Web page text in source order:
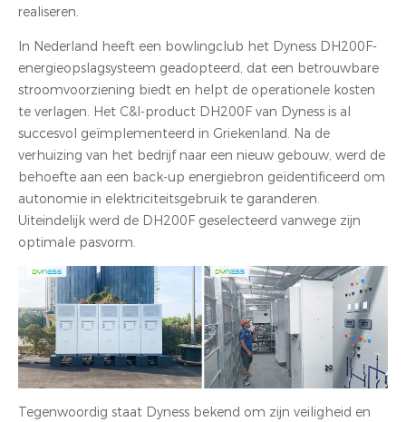
realiseren.
In Nederland heeft een bowlingclub het Dyness DH200F-
energieopslagsysteem geadopteerd, dat een betrouwbare
stroomvoorziening biedt en helpt de operationele kosten
te verlagen. Het C&I-product DH200F van Dyness is al
succesvol geïmplementeerd in Griekenland. Na de
verhuizing van het bedrijf naar een nieuw gebouw, werd de
behoefte aan een back-up energiebron geïdentificeerd om
autonomie in elektriciteitsgebruik te garanderen.
Uiteindelijk werd de DH200F geselecteerd vanwege zijn
optimale pasvorm.
Tegenwoordig staat Dyness bekend om zijn veiligheid en